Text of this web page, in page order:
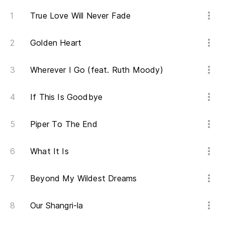
True Love Will Never Fade
Golden Heart
Wherever I Go (feat. Ruth Moody)
If This Is Goodbye
Piper To The End
What It Is
Beyond My Wildest Dreams
Our Shangri-la